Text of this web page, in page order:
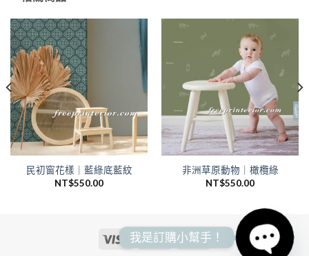
民初窗花樣｜藍綠底藍紋
NT$550.00
非洲草原動物｜橄欖綠
NT$550.00
我是訂購小幫手！